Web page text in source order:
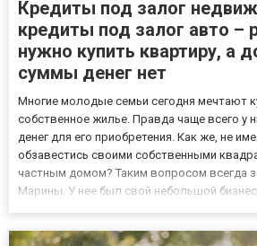
Кредиты под залог
кредиты под залог авто –
нужно купить квартиру, а
суммы денег нет
Многие молодые семьи сегодня мечтают
собственное жилье. Правда чаще всего у
денег для его приобретения. Как же, не
обзавестись своими собственными
частным домом? Таким вопросом всегда
Марины. У нее был свой небольшой